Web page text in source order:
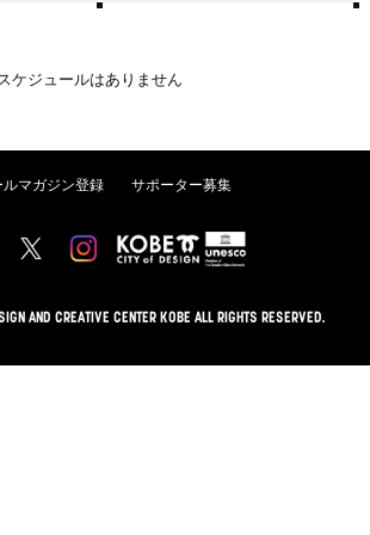
ケジュールはありません
ルマガジン登録 サポーター募集
AND CREATIVE CENTER KOBE ALL RIGHTS RESERVED.